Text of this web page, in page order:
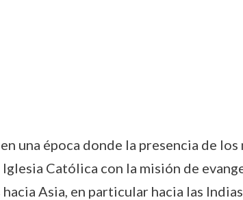
una época donde la presencia de
Católica con la misión de
Asia, en particular hacia las